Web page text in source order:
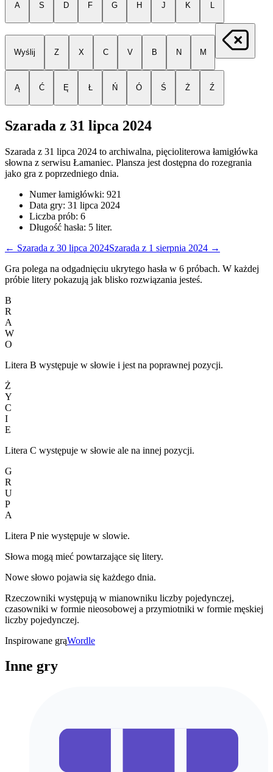
A S D F G H J K L
Wyślij Z X C V B N M
Ą Ć Ę Ł Ń Ó Ś Ż Ź
Szarada z 31 lipca 2024
Szarada z 31 lipca 2024 to archiwalna, pięcioliterowa łamigłówka
słowna z serwisu Łamaniec. Plansza jest dostępna do rozegrania
jako gra z poprzedniego dnia.
Numer łamigłówki: 921
Data gry: 31 lipca 2024
Liczba prób: 6
Długość hasła: 5 liter.
← Szarada z 30 lipca 2024Szarada z 1 sierpnia 2024 →
Gra polega na odgadnięciu ukrytego hasła w 6 próbach. W każdej
próbie litery pokazują jak blisko rozwiązania jesteś.
B
R
A
W
O
Litera B występuje w słowie i jest na poprawnej pozycji.
Ż
Y
C
I
E
Litera C występuje w słowie ale na innej pozycji.
G
R
U
P
A
Litera P nie występuje w slowie.
Słowa mogą mieć powtarzające się litery.
Nowe słowo pojawia się każdego dnia.
Rzeczowniki występują w mianowniku liczby pojedynczej,
czasowniki w formie nieosobowej a przymiotniki w formie męskiej
liczby pojedynczej.
Inspirowane grąWordle
Inne gry